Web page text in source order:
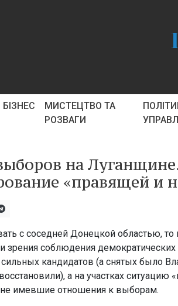
БІЗНЕС
МИСТЕЦТВО ТА
РОЗВАГИ
на
«правящей
с соседней Донецкой областью,
зрения соблюдения
сильных кандидатов (а снятых было
а на участках ситуацию
имевшие отношения к выборам.